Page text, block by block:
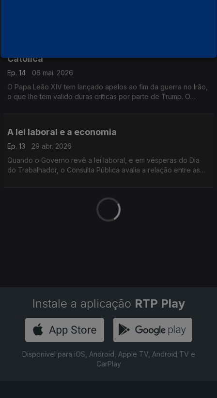
Católica
Ep. 14
06 mai. 2026
O Papa Leão XIV tem lançado apelos ao fim da guerra no Irão,
o que lhe tem valido duras críticas por parte de Trump. O
A lei laboral e a economia
Ep. 13
29 abr. 2026
Quando o Governo revê a lei laboral, e em vésperas do Dia
do Trabalhador, o Consulta Pública avalia a relação entre as
Instale a aplicação RTP Play
Disponível para iOS, Android, Apple TV, Android TV e
CarPlay